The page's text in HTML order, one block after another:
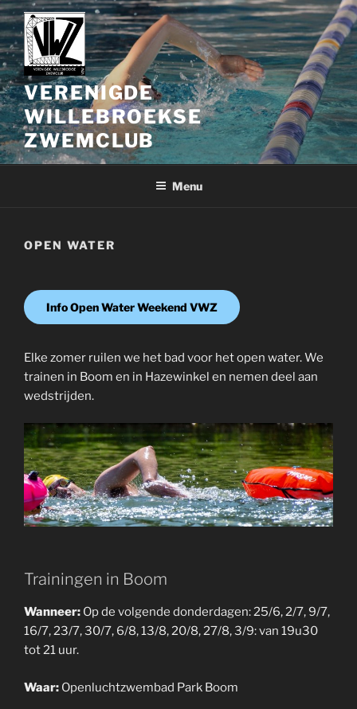
Spring
naar
de
inhoud
VERENIGDE
WILLEBROEKSE
ZWEMCLUB
Menu
OPEN WATER
Info Open Water Weekend VWZ
Elke zomer ruilen we het bad voor het open water. We
trainen in Boom en in Hazewinkel en nemen deel aan
wedstrijden.
Trainingen in Boom
Wanneer: Op de volgende donderdagen: 25/6, 2/7, 9/7,
16/7, 23/7, 30/7, 6/8, 13/8, 20/8, 27/8, 3/9: van 19u30
tot 21 uur.
Waar: Openluchtzwembad Park Boom